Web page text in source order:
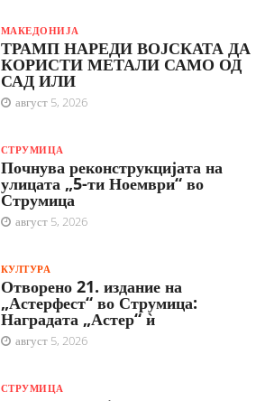
МАКЕДОНИЈА
ТРАМП НАРЕДИ ВОЈСКАТА ДА
КОРИСТИ МЕТАЛИ САМО ОД
САД ИЛИ
август 5, 2026
СТРУМИЦА
Почнува реконструкцијата на
улицата „5-ти Ноември“ во
Струмица
август 5, 2026
КУЛТУРА
Отворено 21. издание на
„Астерфест“ во Струмица:
Наградата „Астер“ ѝ
август 5, 2026
СТРУМИЦА